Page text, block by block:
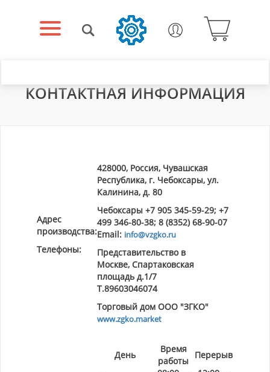
КОНТАКТНАЯ ИНФОРМАЦИЯ
Адрес
производства:
Телефоны:
428000, Россия, Чувашская
Республика, г. Чебоксары, ул.
Калинина, д. 80
Чебоксары +7 905 345-59-29; +7
499 346-80-38; 8 (8352) 68-90-07
Email: info@vzgko.ru
Представительство в
Москве, Спартаковская
площадь д.1/7
Т.89603046074
Торговый дом ООО "ЗГКО"
www.zgko.market
День
Время
работы
Перерыв